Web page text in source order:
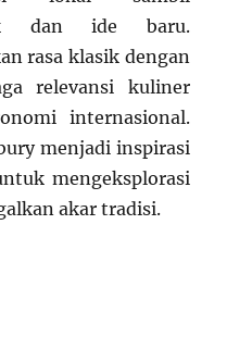
dan ide baru.
rasa klasik dengan
relevansi kuliner
internasional.
menjadi inspirasi
mengeksplorasi
akar tradisi.